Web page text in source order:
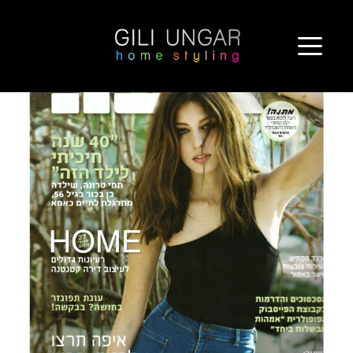
https://giliungar.co.il/wp-content/uploads/2016/03/Laisha2.pdf